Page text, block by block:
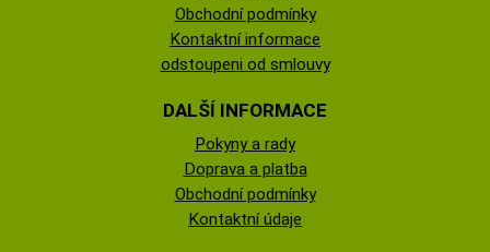
Obchodní podmínky
Kontaktní informace
odstoupeni od smlouvy
DALŠÍ INFORMACE
Pokyny a rady
Doprava a platba
Obchodní podmínky
Kontaktní údaje